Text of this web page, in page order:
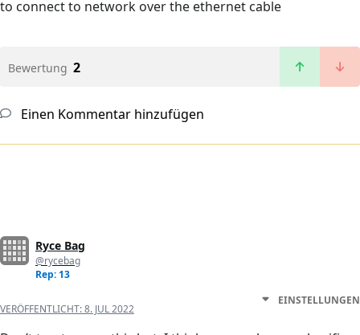
to connect to network over the ethernet cable
Bewertung 2
Einen Kommentar hinzufügen
Ryce Bag
@rycebag
Rep: 13
VERÖFFENTLICHT:8. JUL 2022
EINSTELLUNGEN